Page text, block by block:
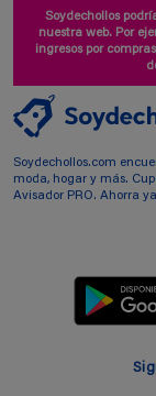
Soydechollos
nuestra web. Por
ingresos por
Soydechollos.com
moda, hogar y más.
Avisador PRO. Ahorra ya